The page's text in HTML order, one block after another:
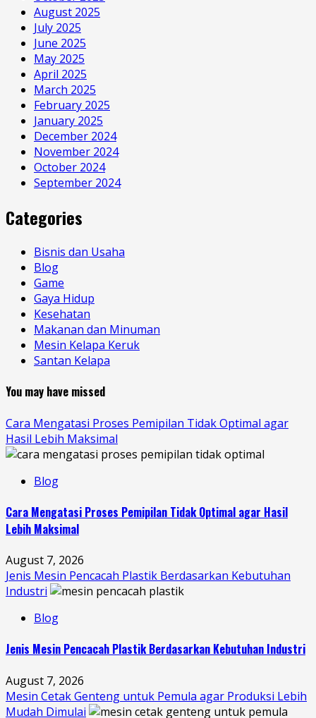
August 2025
July 2025
June 2025
May 2025
April 2025
March 2025
February 2025
January 2025
December 2024
November 2024
October 2024
September 2024
Categories
Bisnis dan Usaha
Blog
Game
Gaya Hidup
Kesehatan
Makanan dan Minuman
Mesin Kelapa Keruk
Santan Kelapa
You may have missed
Cara Mengatasi Proses Pemipilan Tidak Optimal agar
Hasil Lebih Maksimal
Blog
Cara Mengatasi Proses Pemipilan Tidak Optimal agar Hasil
Lebih Maksimal
August 7, 2026
Jenis Mesin Pencacah Plastik Berdasarkan Kebutuhan
Industri
Blog
Jenis Mesin Pencacah Plastik Berdasarkan Kebutuhan Industri
August 7, 2026
Mesin Cetak Genteng untuk Pemula agar Produksi Lebih
Mudah Dimulai